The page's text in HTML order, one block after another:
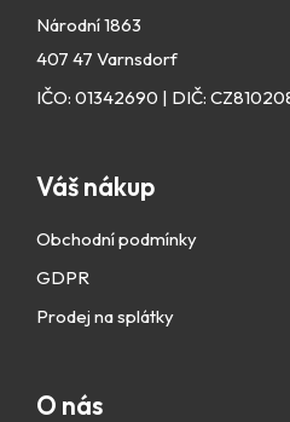
Národní 1863
407 47 Varnsdorf
IČO: 01342690 | DIČ:
Váš nákup
Obchodní podmínky
GDPR
Prodej na splátky
O nás